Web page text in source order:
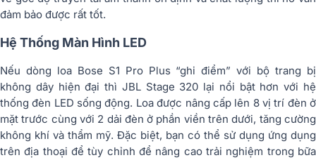
đảm bảo được rất tốt.
Hệ Thống Màn Hình LED
Nếu dòng loa Bose S1 Pro Plus “ghi điểm” với bộ trang bị
không dây hiện đại thì JBL Stage 320 lại nổi bật hơn với hệ
thống đèn LED sống động. Loa được nâng cấp lên 8 vị trí đèn ở
mặt trước cùng với 2 dải đèn ở phần viền trên dưới, tăng cường
không khí và thẩm mỹ. Đặc biệt, bạn có thể sử dụng ứng dụng
trên địa thoại để tùy chỉnh để nâng cao trải nghiệm trong bữa